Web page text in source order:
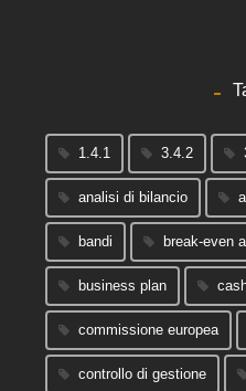
1.4.1 3.4.2
analisi di bilancio
bandi break-even
business plan
commissione europea
controllo di gestione